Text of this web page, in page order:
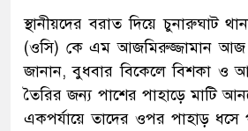
স্থানীয়দের বরাত দিয়ে চুনারুঘাট
(ওসি) কে এম আজমিরুজ্জামান আজ
জানান, বুধবার বিকেলে বিশকা ও
তৈরির জন্য পাশের পাহাড়ে মাটি
একপর্যায়ে তাদের ওপর পাহাড় ধসে